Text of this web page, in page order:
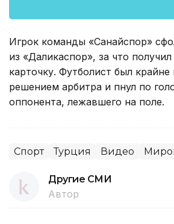
Игрок команды «Санайспор»
из «Даликаспор», за что
карточку. Футболист был
решением арбитра и пнул по
оппонента, лежавшего на поле.
Спорт Турция Видео
Другие СМИ
Автор